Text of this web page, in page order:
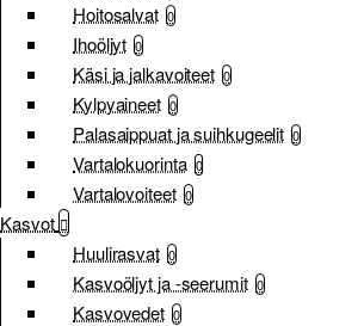
Hoitosalvat 0
Ihoöljyt 0
Käsi ja jalkavoiteet 0
Kylpyaineet 0
Palasaippuat ja suihkugeelit 0
Vartalokuorinta 0
Vartalovoiteet 0
Kasvot
Huulirasvat 0
Kasvoöljyt ja -seerumit 0
Kasvovedet 0